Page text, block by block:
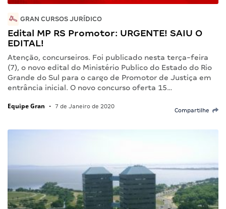
GRAN CURSOS JURÍDICO
Edital MP RS Promotor: URGENTE! SAIU O
EDITAL!
Atenção, concurseiros. Foi publicado nesta terça-feira
(7), o novo edital do Ministério Publico do Estado do Rio
Grande do Sul para o cargo de Promotor de Justiça em
entrância inicial. O novo concurso oferta 15…
Equipe Gran • 7 de Janeiro de 2020
Compartilhe